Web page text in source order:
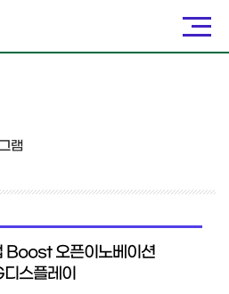
램
Boost 오픈이노베이션
스플레이